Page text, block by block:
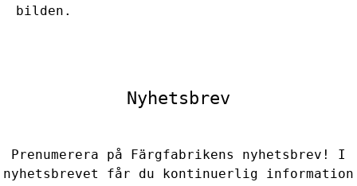
bilden.
Nyhetsbrev
Prenumerera på Färgfabrikens nyhetsbrev! I
nyhetsbrevet får du kontinuerlig information